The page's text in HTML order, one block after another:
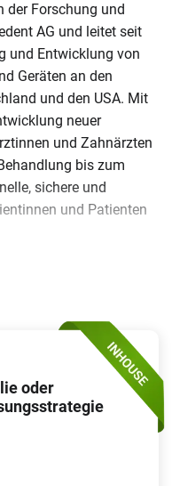
der Forschung und
AG und leitet seit
und Entwicklung von
Geräten an den
und den USA. Mit
neuer
und Zahnärzten
bis zum
sichere und
und Patienten
Medizinprodukte war
zu chemischen
des
musste Herr
Fragestellungen
für neue
AG promovierte er an
im Grenzgebiet
Chemie
oder